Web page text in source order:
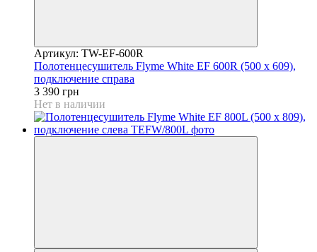
Артикул: TW-EF-600R
Полотенцесушитель Flyme White EF 600R (500 х 609),
подключение справа
3 390 грн
Нет в наличии